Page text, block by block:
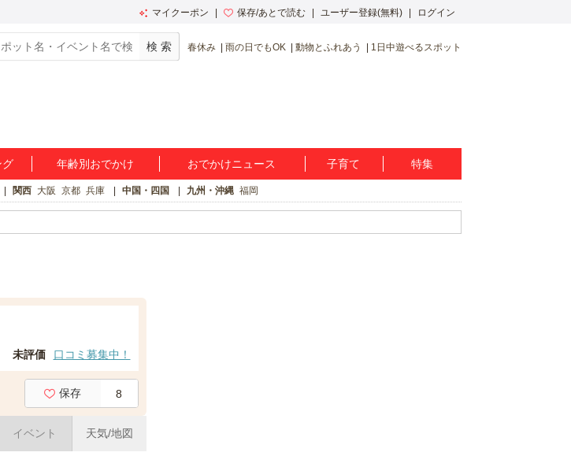
マイクーポン 保存/あとで読む ユーザー登録(無料) ログイン
春休み 雨の日でもOK 動物とふれあう 1日中遊べるスポット
グ 年齢別おでかけ おでかけニュース 子育て 特集
関西 大阪 京都 兵庫 中国・四国 九州・沖縄 福岡
未評価 口コミ募集中！
保存 8
イベント 天気/地図